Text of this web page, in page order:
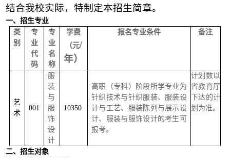
结合我校实际，特制定本招生简章。
一、招生专业
类
别
专
业
代
码
专
业
名
称
学费
（元/
年）
报名专业条件 备注
艺
术
001
服
装
与
服
饰
设
计
10350
高职（专科）阶段所学专业为
针织技术与针织服装、服装设
计与工艺、服装陈列与展示设
计、服装与服饰设计的考生可
报考。
计划数以
省教育厅
下达的计
划为准。
二、招生对象